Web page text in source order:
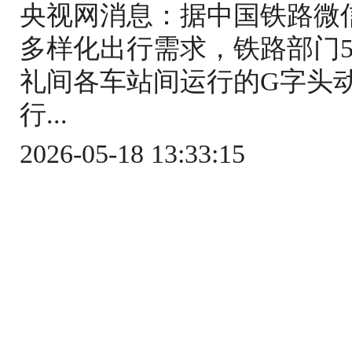
央视网消息：据中国铁路
多样化出行需求，铁路部门
礼间各车站间运行的G字头
行...
2026-05-18 13:33:15